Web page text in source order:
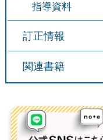
指導資料
訂正情報
関連書籍